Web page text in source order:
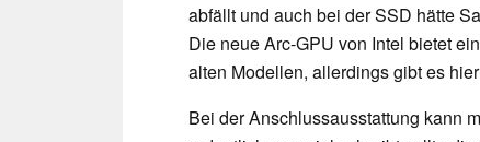
abfällt und auch bei der SSD hätte
Die neue Arc-GPU von Intel bietet
alten Modellen, allerdings gibt es
Bei der Anschlussausstattung kann